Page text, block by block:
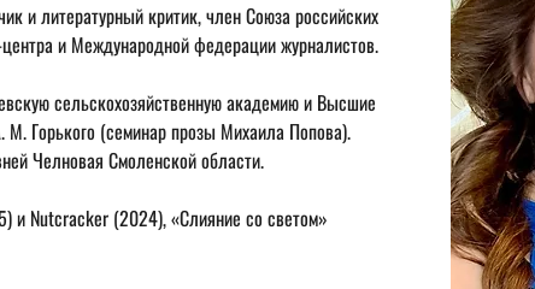
и литературный критик, член Союза российских
и Международной федерации журналистов.
сельскохозяйственную академию и Высшие
М. Горького (семинар прозы Михаила Попова).
Челновая Смоленской области.
и Nutcracker (2024), «Слияние со светом»